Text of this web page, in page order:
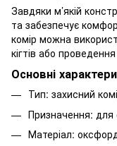
Завдяки м’якій
та забезпечує
комір можна
кігтів або
Основні
Тип: захисний
Призначення: для
Матеріал: